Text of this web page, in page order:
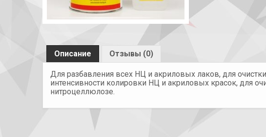
Описание Отзывы (0)
Для разбавления всех НЦ и акриловых лаков, для
интенсивности колировки НЦ и акриловых красок, для
нитроцеллюлозе.